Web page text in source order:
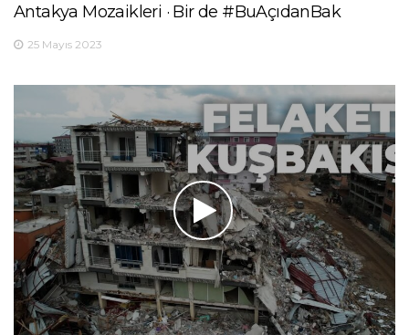
Antakya Mozaikleri · Bir de #BuAçıdanBak
25 Mayıs 2023